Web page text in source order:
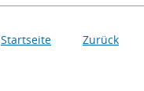
Startseite Zurück